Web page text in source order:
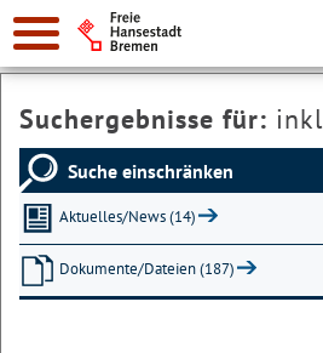
Suche:
Suchergebnisse für:
Suche einschränken
Aktuelles/News (14)
Dokumente/Dateien (187)